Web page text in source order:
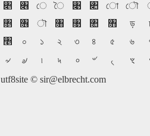
৅ ৆ ে ৈ ৉ ৊ ো ৌ
৕ ৖ ৗ ৘ ৙ ৚ ৛ ড়
৥ ০ ১ ২ ৩ ৪ ৫ ৬
৵ ৶ ৷ ৸ ৹ ৺ ৻ ৼ
utf8site © sir@elbrecht.com